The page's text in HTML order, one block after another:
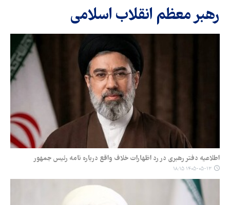
رهبر معظم انقلاب اسلامی
اطلاعیه دفتر رهبری در رد اظهارات خلاف واقع درباره نامه رئیس جمهور
۱۴۰۵-۰۵-۱۳ ۱۸:۱۵